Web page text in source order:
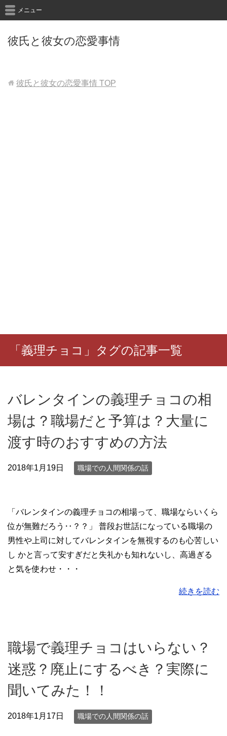
彼氏と彼女の恋愛事情
メニュー
彼氏と彼女の恋愛事情 TOP
「義理チョコ」タグの記事一覧
バレンタインの義理チョコの相
場は？職場だと予算は？大量に
渡す時のおすすめの方法
2018年1月19日 職場での人間関係の話
「バレンタインの義理チョコの相場って、職場ならいくら
位が無難だろう‥？？」 普段お世話になっている職場の
男性や上司に対してバレンタインを無視するのも心苦しい
し かと言って安すぎだと失礼かも知れないし、高過ぎる
と気を使わせ・・・
続きを読む
職場で義理チョコはいらない？
迷惑？廃止にするべき？実際に
聞いてみた！！
2018年1月17日 職場での人間関係の話